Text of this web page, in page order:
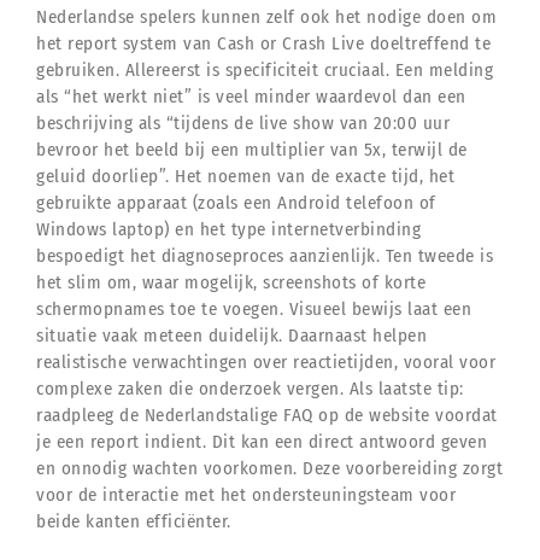
Nederlandse spelers kunnen zelf ook het nodige doen om
het report system van Cash or Crash Live doeltreffend te
gebruiken. Allereerst is specificiteit cruciaal. Een melding
als “het werkt niet” is veel minder waardevol dan een
beschrijving als “tijdens de live show van 20:00 uur
bevroor het beeld bij een multiplier van 5x, terwijl de
geluid doorliep”. Het noemen van de exacte tijd, het
gebruikte apparaat (zoals een Android telefoon of
Windows laptop) en het type internetverbinding
bespoedigt het diagnoseproces aanzienlijk. Ten tweede is
het slim om, waar mogelijk, screenshots of korte
schermopnames toe te voegen. Visueel bewijs laat een
situatie vaak meteen duidelijk. Daarnaast helpen
realistische verwachtingen over reactietijden, vooral voor
complexe zaken die onderzoek vergen. Als laatste tip:
raadpleeg de Nederlandstalige FAQ op de website voordat
je een report indient. Dit kan een direct antwoord geven
en onnodig wachten voorkomen. Deze voorbereiding zorgt
voor de interactie met het ondersteuningsteam voor
beide kanten efficiënter.